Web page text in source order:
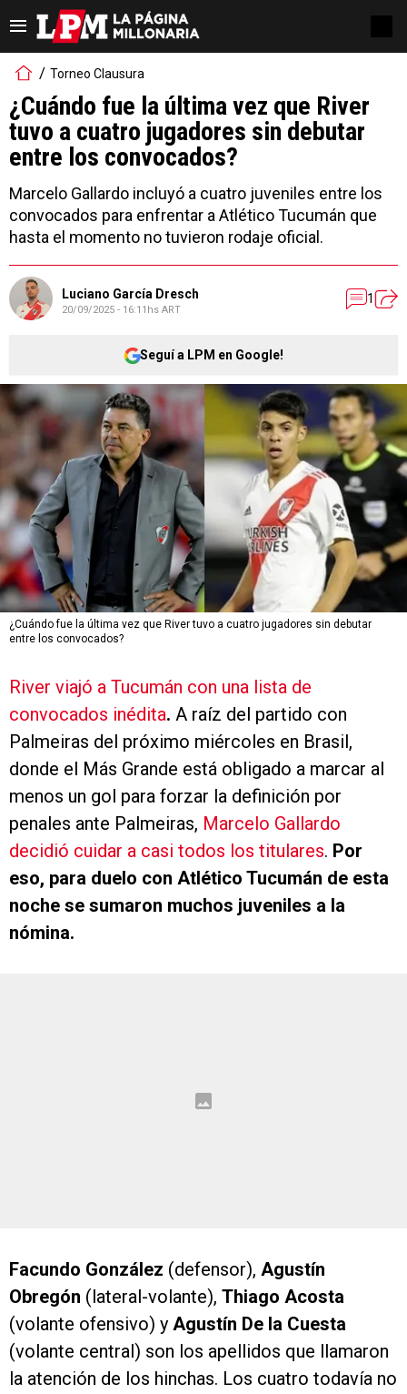
Torneo Clausura
¿Cuándo fue la última vez que River
tuvo a cuatro jugadores sin debutar
entre los convocados?
Marcelo Gallardo incluyó a cuatro juveniles entre los
convocados para enfrentar a Atlético Tucumán que
hasta el momento no tuvieron rodaje oficial.
Luciano García Dresch
20/09/2025 - 16:11hs ART
1
Seguí a LPM en Google!
¿Cuándo fue la última vez que River tuvo a cuatro jugadores sin debutar
entre los convocados?
River viajó a Tucumán con una lista de
convocados inédita. A raíz del partido con
Palmeiras del próximo miércoles en Brasil,
donde el Más Grande está obligado a marcar al
menos un gol para forzar la definición por
penales ante Palmeiras, Marcelo Gallardo
decidió cuidar a casi todos los titulares. Por
eso, para duelo con Atlético Tucumán de esta
noche se sumaron muchos juveniles a la
nómina.
Facundo González (defensor), Agustín
Obregón (lateral-volante), Thiago Acosta
(volante ofensivo) y Agustín De la Cuesta
(volante central) son los apellidos que llamaron
la atención de los hinchas. Los cuatro todavía no